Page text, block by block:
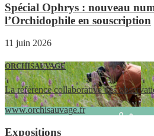
Spécial Ophrys : nouveau
l’Orchidophile en souscription
11 juin 2026
ORCHISAUVAGE
La référence collaborative des
www.orchisauvage.fr
Expositions